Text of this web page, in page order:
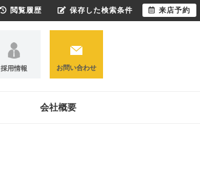
採用情報 お問い合わせ
会社概要
閲覧履歴 保存した検索条件 来店予約